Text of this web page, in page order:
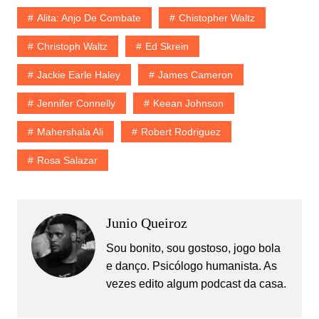
Alita: Anjo De Combate Chistopher Waltz
Christoph Waltz Ed Skrein
Jackie Earle Haley James Cameron
Jennifer Connelly Keean Johnson
Mahershala Ali Robert Rodriguez
Rosa Salazar
Junio Queiroz
Sou bonito, sou gostoso, jogo bola
e danço. Psicólogo humanista. As
vezes edito algum podcast da casa.